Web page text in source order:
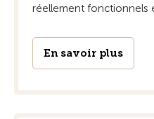
réellement fonctionnels
En savoir plus